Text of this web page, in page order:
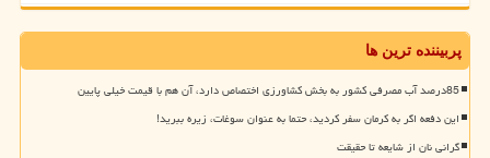
پربیننده ترین ها
85درصد آب مصرفی کشور به بخش کشاورزی اختصاص دارد، آن هم با قیمت خیلی پایین
این دفعه اگر به کرمان سفر کردید، حتما به عنوان سوغات، زیره ببرید!
گرانی نان از شایعه تا حقیقت